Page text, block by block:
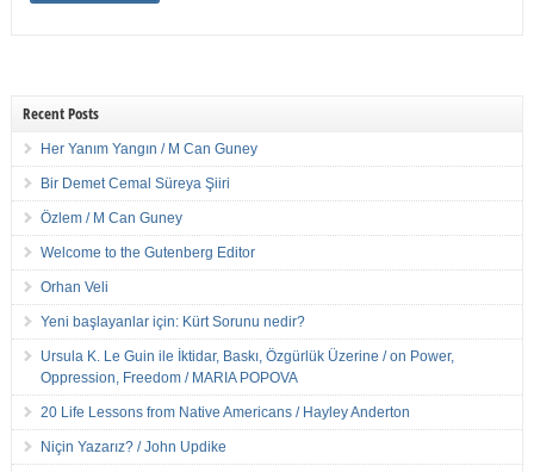
Recent Posts
Her Yanım Yangın / M Can Guney
Bir Demet Cemal Süreya Şiiri
Özlem / M Can Guney
Welcome to the Gutenberg Editor
Orhan Veli
Yeni başlayanlar için: Kürt Sorunu nedir?
Ursula K. Le Guin ile İktidar, Baskı, Özgürlük Üzerine / on Power,
Oppression, Freedom / MARIA POPOVA
20 Life Lessons from Native Americans / Hayley Anderton
Niçin Yazarız? / John Updike